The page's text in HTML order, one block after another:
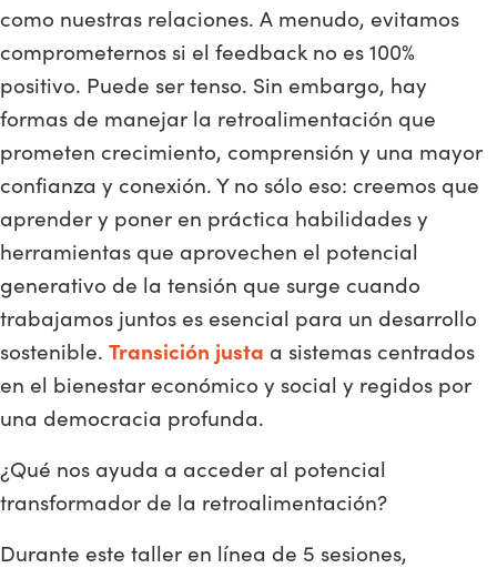
como nuestras relaciones. A menudo, evitamos
comprometernos si el feedback no es 100%
positivo. Puede ser tenso. Sin embargo, hay
formas de manejar la retroalimentación que
prometen crecimiento, comprensión y una mayor
confianza y conexión. Y no sólo eso: creemos que
aprender y poner en práctica habilidades y
herramientas que aprovechen el potencial
generativo de la tensión que surge cuando
trabajamos juntos es esencial para un desarrollo
sostenible. Transición justa a sistemas centrados
en el bienestar económico y social y regidos por
una democracia profunda.
¿Qué nos ayuda a acceder al potencial
transformador de la retroalimentación?
Durante este taller en línea de 5 sesiones,